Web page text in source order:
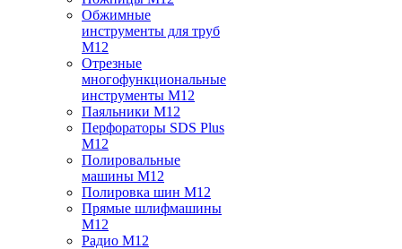
Обжимные
инструменты для труб
M12
Отрезные
многофункциональные
инструменты M12
Паяльники M12
Перфораторы SDS Plus
M12
Полировальные
машины M12
Полировка шин M12
Прямые шлифмашины
M12
Радио M12